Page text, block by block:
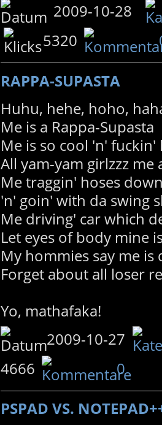
2009-10-28
5320
RAPPA-SUPASTA
Huhu, hehe, hoho,
Me is a Rappa-Supasta
Me is so cool 'n' fuckin'
All yam-yam girlzzz me
Me traggin' hoses
'n' goin' with da swing
Me driving' car which
Let eyes of body mine
My hommies say me is
Forget about all loser
Yo, mathafaka!
2009-10-27
4666
0
PSPAD VS.